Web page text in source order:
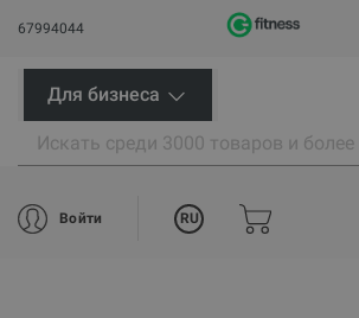
67994044
Для бизнеса
Войти RU